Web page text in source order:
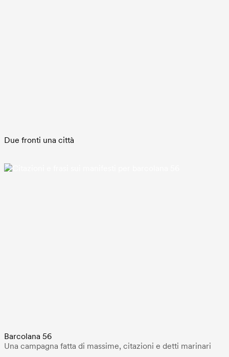
Due fronti una città
Barcolana 56
Una campagna fatta di massime, citazioni e detti marinari